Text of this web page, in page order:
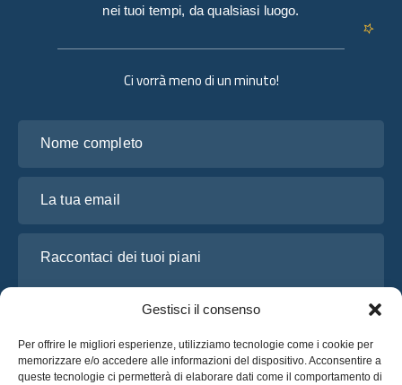
Gestisci il consenso
Per offrire le migliori esperienze, utilizziamo tecnologie come i cookie per
memorizzare e/o accedere alle informazioni del dispositivo. Acconsentire a
queste tecnologie ci permetterà di elaborare dati come il comportamento di
Ci vorrà meno di un minuto!
nei tuoi tempi, da qualsiasi luogo.